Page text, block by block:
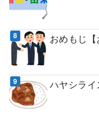
おめもじ
ハヤシラ